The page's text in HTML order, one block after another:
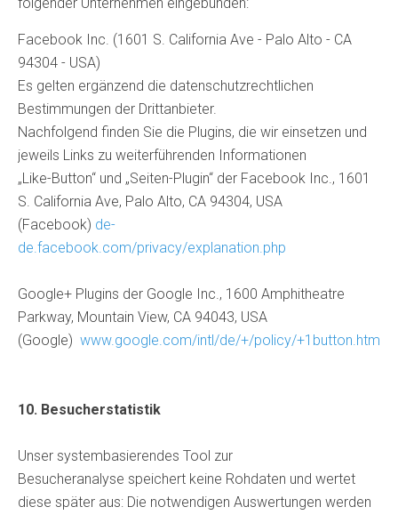
Facebook Inc. (1601 S. California Ave - Palo Alto - CA
94304 - USA)
Es gelten ergänzend die datenschutzrechtlichen
Bestimmungen der Drittanbieter.
Nachfolgend finden Sie die Plugins, die wir einsetzen und
jeweils Links zu weiterführenden Informationen
„Like-Button“ und „Seiten-Plugin“ der Facebook Inc., 1601
S. California Ave, Palo Alto, CA 94304, USA
(Facebook) de-
de.facebook.com/privacy/explanation.php
Google+ Plugins der Google Inc., 1600 Amphitheatre
Parkway, Mountain View, CA 94043, USA
(Google) www.google.com/intl/de/+/policy/+1button.html
10. Besucherstatistik
Unser systembasierendes Tool zur
Besucheranalyse speichert keine Rohdaten und wertet
diese später aus: Die notwendigen Auswertungen werden